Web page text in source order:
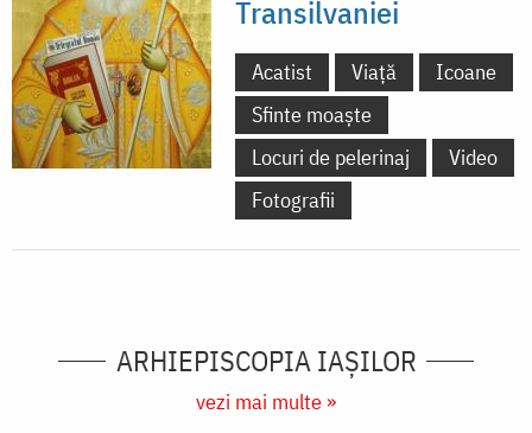
Transilvaniei
Acatist Viață
Icoane
Sfinte moaște
Locuri de pelerinaj
Video
Fotografii
ARHIEPISCOPIA IAŞILOR
vezi mai multe »